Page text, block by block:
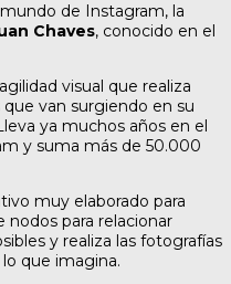
de Instagram, la
Chaves, conocido en el
visual que realiza
van surgiendo en su
ya muchos años en el
y suma más de 50.000
muy elaborado para
nodos para relacionar
y realiza las fotografías
que imagina.